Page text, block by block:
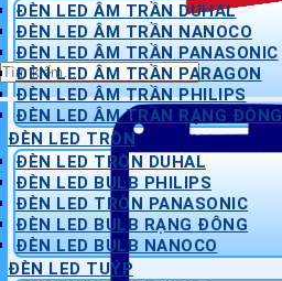
Tìm
kiếm:
ĐÈN LED ÂM TRẦN DUHAL
ĐÈN LED ÂM TRẦN NANOCO
ĐÈN LED ÂM TRẦN PANASONIC
ĐÈN LED ÂM TRẦN PARAGON
ĐÈN LED ÂM TRẦN PHILIPS
ĐÈN LED ÂM TRẦN RẠNG ĐÔNG
ĐÈN LED TRÒN
ĐÈN LED TRÒN DUHAL
ĐÈN LED BULB PHILIPS
ĐÈN LED TRÒN PANASONIC
ĐÈN LED BULB RẠNG ĐÔNG
ĐÈN LED BULB NANOCO
ĐÈN LED TUÝP